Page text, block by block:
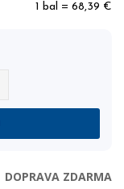
1 bal = 68,39 €
DOPRAVA ZDARMA